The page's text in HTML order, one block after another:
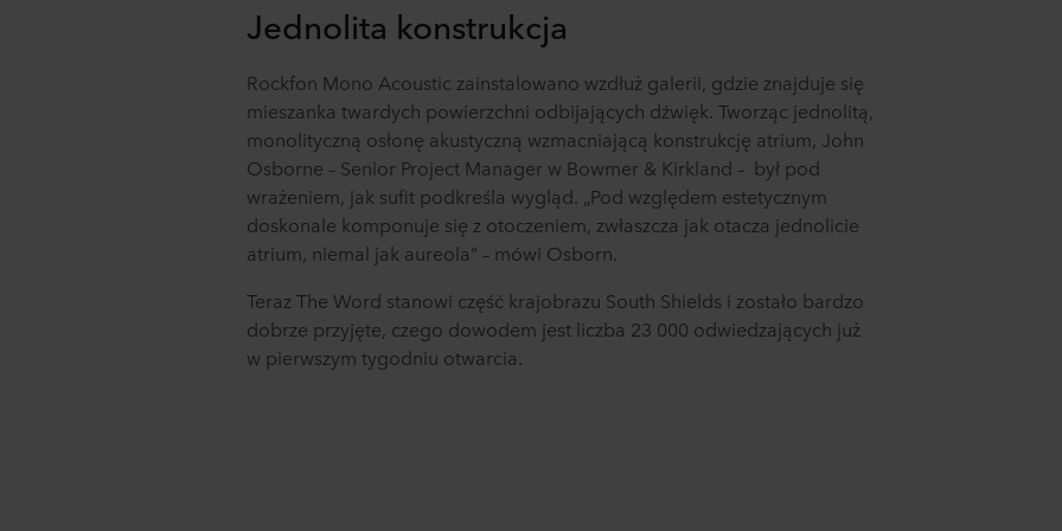
Jednolita konstrukcja
Rockfon Mono Acoustic zainstalowano wzdłuż galerii, gdzie znajduje się
mieszanka twardych powierzchni odbijających dźwięk. Tworząc jednolitą,
monolityczną osłonę akustyczną wzmacniającą konstrukcję atrium, John
Osborne – Senior Project Manager w Bowmer & Kirkland – był pod
wrażeniem, jak sufit podkreśla wygląd. „Pod względem estetycznym
doskonale komponuje się z otoczeniem, zwłaszcza jak otacza jednolicie
atrium, niemal jak aureola” – mówi Osborn.
Teraz The Word stanowi część krajobrazu South Shields i zostało bardzo
dobrze przyjęte, czego dowodem jest liczba 23 000 odwiedzających już
w pierwszym tygodniu otwarcia.